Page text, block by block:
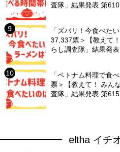
査隊」結果発表 第610
「ズバリ！今食べた
37,337票＞【教えて
らし調査隊」結果発表
「ベトナム料理で食
票＞【教えて！ みん
査隊」結果発表 第615
eltha イチ